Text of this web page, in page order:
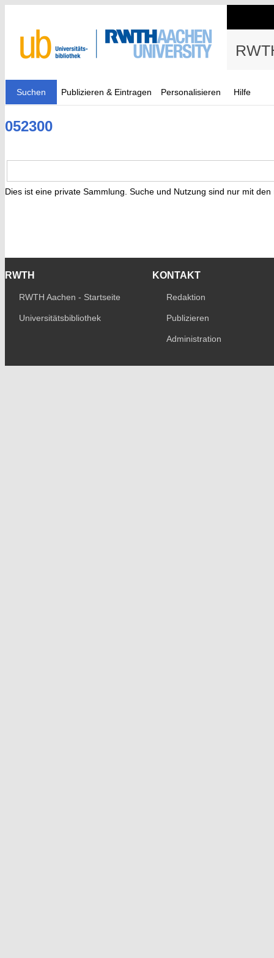
Suchen Publizieren & Eintragen Personalisieren Hilfe
052300
Dies ist eine private Sammlung. Suche und Nutzung sind nur mit
RWTH
RWTH Aachen - Startseite
Universitätsbibliothek
KONTAKT
Redaktion
Publizieren
Administration